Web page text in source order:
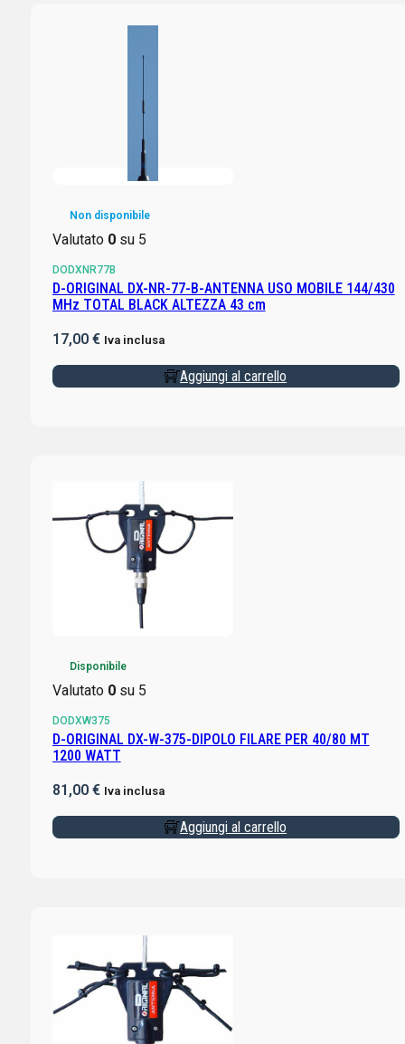
Non disponibile
Valutato 0su 5
DODXNR77B
D-ORIGINAL DX-NR-77-B-ANTENNA USO MOBILE 144/430
MHz TOTAL BLACK ALTEZZA 43 cm
17,00 € Iva inclusa
Aggiungi al carrello
Disponibile
Valutato 0su 5
DODXW375
D-ORIGINAL DX-W-375-DIPOLO FILARE PER 40/80 MT
1200 WATT
81,00 € Iva inclusa
Aggiungi al carrello